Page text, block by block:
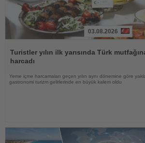
Oku
03.08.2026
Turistler yılın ilk yarısında Türk
harcadı
Yeme içme harcamaları geçen yılın aynı dönemine göre
gastronomi turizm gelirlerinde en büyük kalem oldu